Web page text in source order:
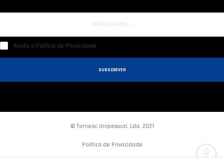
Aceito a Política de Privacidade
SUBSCREVER
© Torneac Unipessoal, Lda. 2021
Política de Privacidade